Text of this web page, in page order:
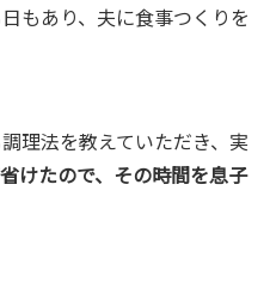
もあり、 夫に食事つくりを
理法を教えていただき、実
けたので、その時間を息子